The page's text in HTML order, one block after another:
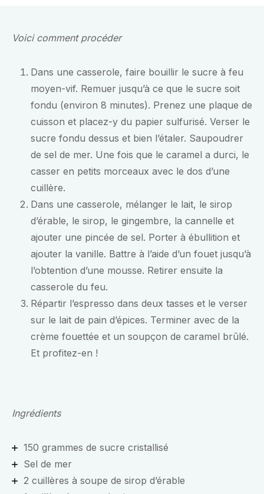
Voici comment procéder
Dans une casserole, faire bouillir le sucre à feu
moyen-vif. Remuer jusqu’à ce que le sucre soit
fondu (environ 8 minutes). Prenez une plaque de
cuisson et placez-y du papier sulfurisé. Verser le
sucre fondu dessus et bien l’étaler. Saupoudrer
de sel de mer. Une fois que le caramel a durci, le
casser en petits morceaux avec le dos d’une
cuillère.
Dans une casserole, mélanger le lait, le sirop
d’érable, le sirop, le gingembre, la cannelle et
ajouter une pincée de sel. Porter à ébullition et
ajouter la vanille. Battre à l’aide d’un fouet jusqu’à
l’obtention d’une mousse. Retirer ensuite la
casserole du feu.
Répartir l’espresso dans deux tasses et le verser
sur le lait de pain d’épices. Terminer avec de la
crème fouettée et un soupçon de caramel brûlé.
Et profitez-en !
Ingrédients
150 grammes de sucre cristallisé
Sel de mer
2 cuillères à soupe de sirop d’érable